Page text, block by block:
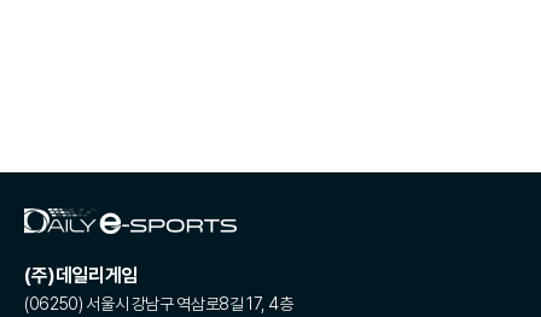
(주)데일리게임
(06250) 서울시 강남구 역삼로8길 17, 4층